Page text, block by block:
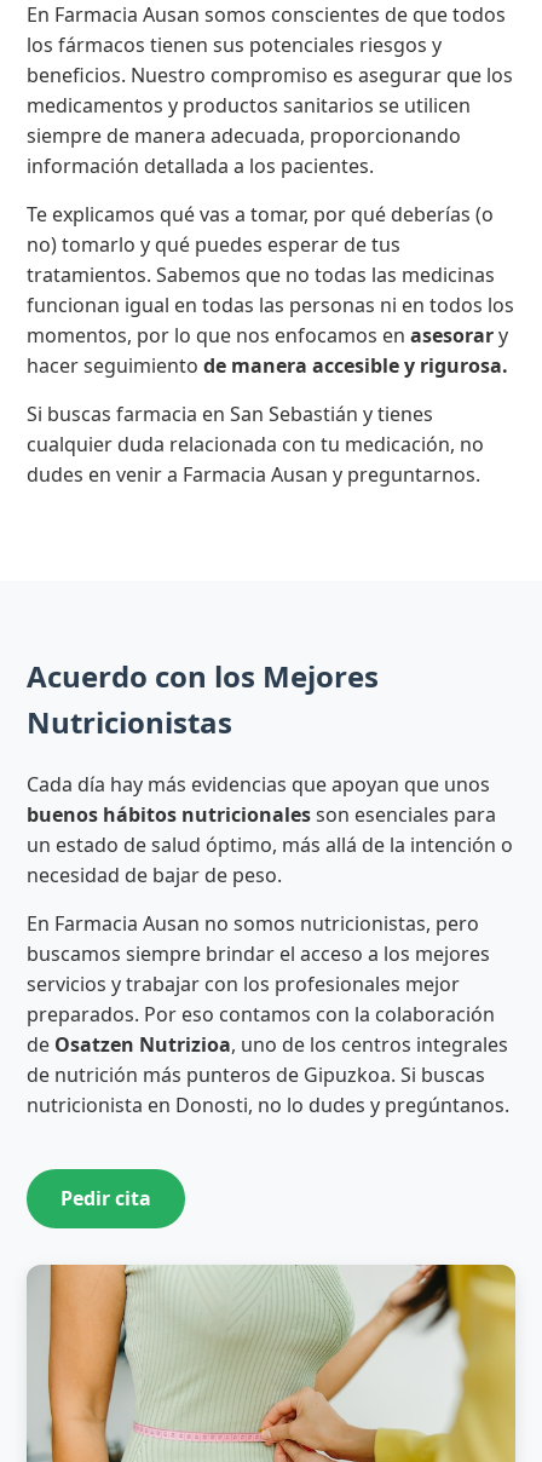
En Farmacia Ausan somos conscientes de que todos
los fármacos tienen sus potenciales riesgos y
beneficios. Nuestro compromiso es asegurar que los
medicamentos y productos sanitarios se utilicen
siempre de manera adecuada, proporcionando
información detallada a los pacientes.
Te explicamos qué vas a tomar, por qué deberías (o
no) tomarlo y qué puedes esperar de tus
tratamientos. Sabemos que no todas las medicinas
funcionan igual en todas las personas ni en todos los
momentos, por lo que nos enfocamos enasesorary
hacer seguimientode manera accesible y rigurosa.
Si buscas farmacia en San Sebastián y tienes
cualquier duda relacionada con tu medicación, no
dudes en venir a Farmacia Ausan y preguntarnos.
Acuerdo con los Mejores
Nutricionistas
Cada día hay más evidencias que apoyan que unos
buenos hábitos nutricionalesson esenciales para
un estado de salud óptimo, más allá de la intención o
necesidad de bajar de peso.
En Farmacia Ausan no somos nutricionistas, pero
buscamos siempre brindar el acceso a los mejores
servicios y trabajar con los profesionales mejor
preparados. Por eso contamos con la colaboración
de Osatzen Nutrizioa, uno de los centros integrales
de nutrición más punteros de Gipuzkoa. Si buscas
nutricionista en Donosti, no lo dudes y pregúntanos.
Pedir cita